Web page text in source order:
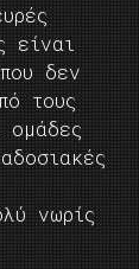
είναι
δεν
τους
ομάδες
νωρίς